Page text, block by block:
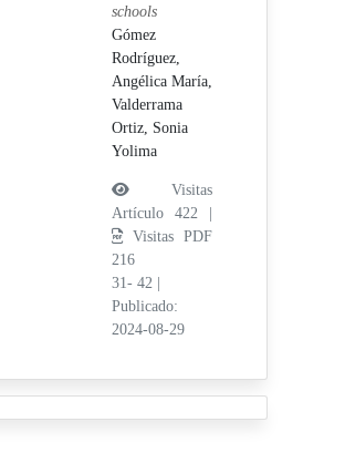
schools
Gómez
Rodríguez,
Angélica María,
Valderrama
Ortiz, Sonia
Yolima
Visitas
Artículo 422 |
Visitas PDF
216
31- 42
Publicado:
2024-08-29